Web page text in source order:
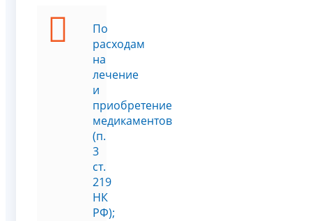
По
расходам
на
лечение
и
приобретение
медикаментов
(п.
3
ст.
219
НК
РФ);